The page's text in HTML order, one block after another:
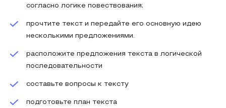
согласно логике повествования;
прочтите текст и передайте его основную идею
несколькими предложениями.
расположите предложения текста в логической
последовательности
составьте вопросы к тексту
подготовьте план текста